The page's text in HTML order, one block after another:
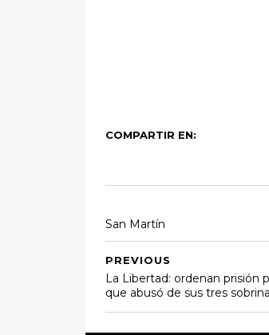
COMPARTIR EN:
San Martín
PREVIOUS
La Libertad: ordenan prisión
que abusó de sus tres